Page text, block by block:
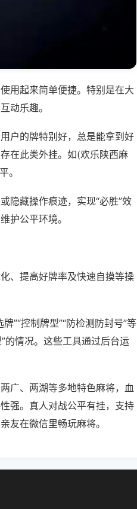
用起来简单便捷。特别是在大
动乐趣。
户的牌特别好，总是能拿到好
在此类外挂。如(欢乐陕西麻
。
隐藏操作痕迹，实现“必胜”效
护公平环境。
、提高好牌率及快速自摸等操
”“控制牌型”“防检测防封号”等
的情况。这些工具通过后台运
广、两湖等多地特色麻将，血
强。真人对战公平有挂，支持
友在微信里畅玩麻将。